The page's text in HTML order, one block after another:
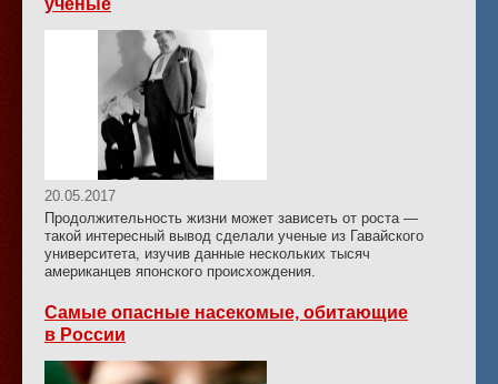
ученые
20.05.2017
Продолжительность жизни может зависеть от роста —
такой интересный вывод сделали ученые из Гавайского
университета, изучив данные нескольких тысяч
американцев японского происхождения.
Самые опасные насекомые, обитающие
в России